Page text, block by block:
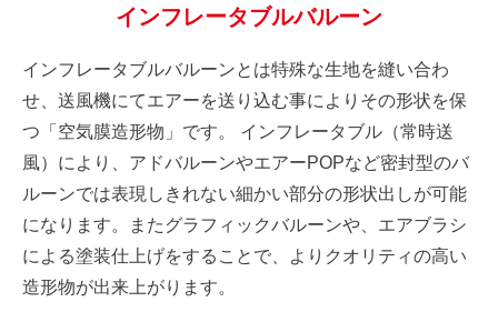
インフレータブルバルーン
インフレータブルバルーンとは特殊な生地を縫い合わ
せ、送風機にてエアーを送り込む事によりその形状を保
つ「空気膜造形物」です。 インフレータブル（常時送
風）により、アドバルーンやエアーPOPなど密封型のバ
ルーンでは表現しきれない細かい部分の形状出しが可能
になります。またグラフィックバルーンや、エアブラシ
による塗装仕上げをすることで、よりクオリティの高い
造形物が出来上がります。